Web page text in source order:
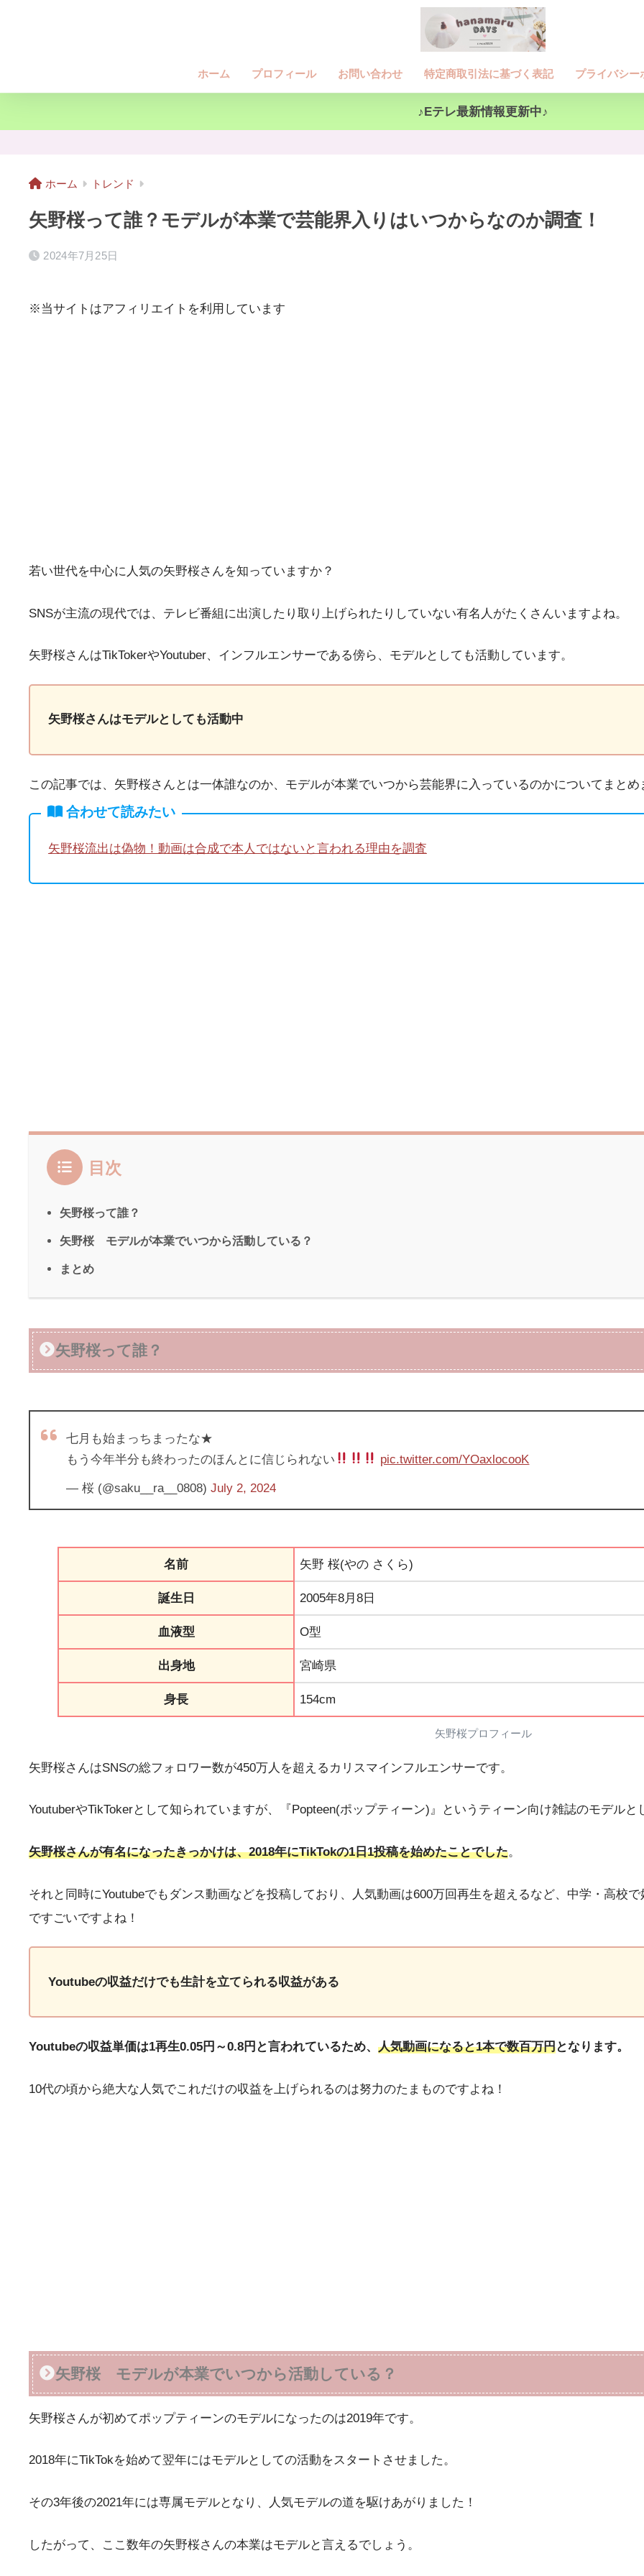
ホーム プロフィール お問い合わせ 特定商取引法に基づく表記 プライバシー
♪Eテレ最新情報更新中♪
ホーム トレンド
矢野桜って誰？モデルが本業で芸能界入りはいつからなのか調査！
2024年7月25日
※当サイトはアフィリエイトを利用しています
若い世代を中心に人気の矢野桜さんを知っていますか？
SNSが主流の現代では、テレビ番組に出演したり取り上げられたりしていない有名人がたくさんいますよね。
矢野桜さんはTikTokerやYoutuber、インフルエンサーである傍ら、モデルとしても活動しています。
矢野桜さんはモデルとしても活動中
この記事では、矢野桜さんとは一体誰なのか、モデルが本業でいつから芸能界に入っているのかについてまとめ
合わせて読みたい
矢野桜流出は偽物！動画は合成で本人ではないと言われる理由を調査
目次
矢野桜って誰？
矢野桜 モデルが本業でいつから活動している？
まとめ
矢野桜って誰？
七月も始まっちまったな★
もう今年半分も終わったのほんとに信じられない
pic.twitter.com/YOaxlocooK
— 桜 (@saku__ra__0808) July 2, 2024
名前 矢野 桜(やの さくら)
誕生日 2005年8月8日
血液型 O型
出身地 宮崎県
身長 154cm
矢野桜プロフィール
矢野桜さんはSNSの総フォロワー数が450万人を超えるカリスマインフルエンサーです。
YoutuberやTikTokerとして知られていますが、『Popteen(ポップティーン)』というティーン向け雑誌のモデル
矢野桜さんが有名になったきっかけは、2018年にTikTokの1日1投稿を始めたことでした。
それと同時にYoutubeでもダンス動画などを投稿しており、人気動画は600万回再生を超えるなど、中学・高校
ですごいですよね！
Youtubeの収益だけでも生計を立てられる収益がある
Youtubeの収益単価は1再生0.05円～0.8円と言われているため、 人気動画になると1本で数百万円となります。
10代の頃から絶大な人気でこれだけの収益を上げられるのは努力のたまものですよね！
矢野桜 モデルが本業でいつから活動している？
矢野桜さんが初めてポップティーンのモデルになったのは2019年です。
2018年にTikTokを始めて翌年にはモデルとしての活動をスタートさせました。
その3年後の2021年には専属モデルとなり、人気モデルの道を駆けあがりました！
したがって、ここ数年の矢野桜さんの本業はモデルと言えるでしょう。